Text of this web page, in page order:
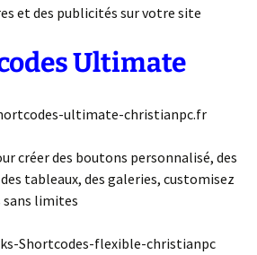
et des publicités sur votre site
Ultimate
créer des boutons personnalisé, des
tableaux, des galeries, customisez
sans limites